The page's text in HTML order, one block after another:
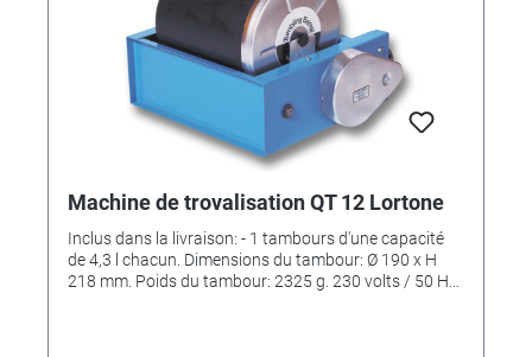
Machine de trovalisation QT 12 Lortone
Inclus dans la livraison: - 1 tambours d'une capacité
de 4,3 l chacun. Dimensions du tambour: Ø 190 x H
218 mm. Poids du tambour: 2325 g. 230 volts / 50 Hz.